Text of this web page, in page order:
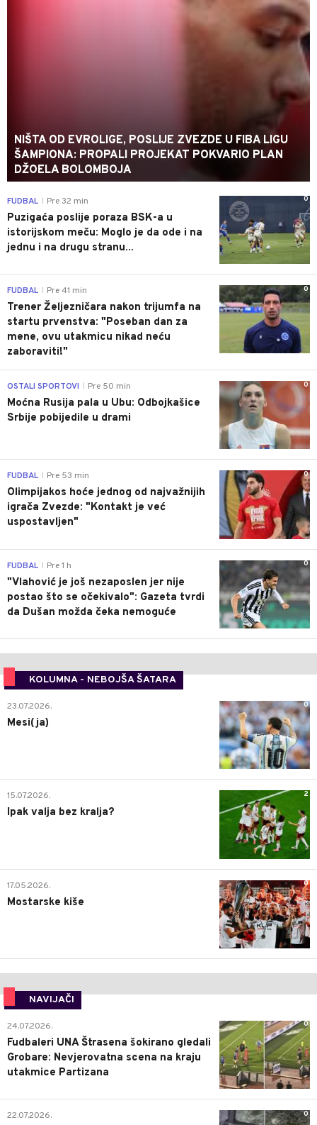
NIŠTA OD EVROLIGE, POSLIJE ZVEZDE U FIBA LIGU
ŠAMPIONA: PROPALI PROJEKAT POKVARIO PLAN
DŽOELA BOLOMBOJA
0
FUDBAL Pre 32 min
Puzigaća poslije poraza BSK-a u
istorijskom meču: Moglo je da ode i na
jednu i na drugu stranu...
0
FUDBAL Pre 41 min
Trener Željezničara nakon trijumfa na
startu prvenstva: "Poseban dan za
mene, ovu utakmicu nikad neću
zaboraviti!"
0
OSTALI SPORTOVI Pre 50 min
Moćna Rusija pala u Ubu: Odbojkašice
Srbije pobijedile u drami
0
FUDBAL Pre 53 min
Olimpijakos hoće jednog od najvažnijih
igrača Zvezde: "Kontakt je već
uspostavljen"
0
FUDBAL Pre 1 h
"Vlahović je još nezaposlen jer nije
postao što se očekivalo": Gazeta tvrdi
da Dušan možda čeka nemoguće
KOLUMNA - NEBOJŠA ŠATARA
0
23.07.2026.
Mesi(ja)
2
15.07.2026.
Ipak valja bez kralja?
0
17.05.2026.
Mostarske kiše
NAVIJAČI
0
24.07.2026.
Fudbaleri UNA Štrasena šokirano gledali
Grobare: Nevjerovatna scena na kraju
utakmice Partizana
0
22.07.2026.